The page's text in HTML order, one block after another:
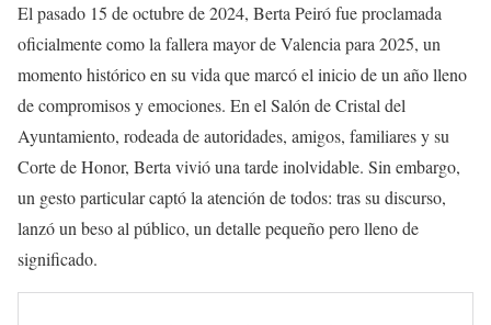
El pasado 15 de octubre de 2024, Berta Peiró fue proclamada
oficialmente como la fallera mayor de Valencia para 2025, un
momento histórico en su vida que marcó el inicio de un año lleno
de compromisos y emociones. En el Salón de Cristal del
Ayuntamiento, rodeada de autoridades, amigos, familiares y su
Corte de Honor, Berta vivió una tarde inolvidable. Sin embargo,
un gesto particular captó la atención de todos: tras su discurso,
lanzó un beso al público, un detalle pequeño pero lleno de
significado.